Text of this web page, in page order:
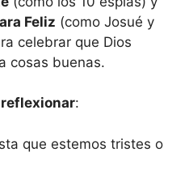
Feliz (como Josué y
celebrar que Dios
cosas buenas.
:
que estemos tristes o